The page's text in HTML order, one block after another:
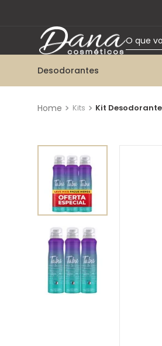
O que
2 º
Desodorantes
Kits Kit